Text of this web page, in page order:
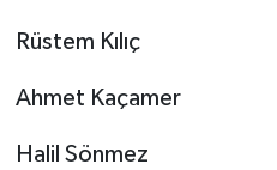
Rüstem Kılıç
Ahmet Kaçamer
Halil Sönmez